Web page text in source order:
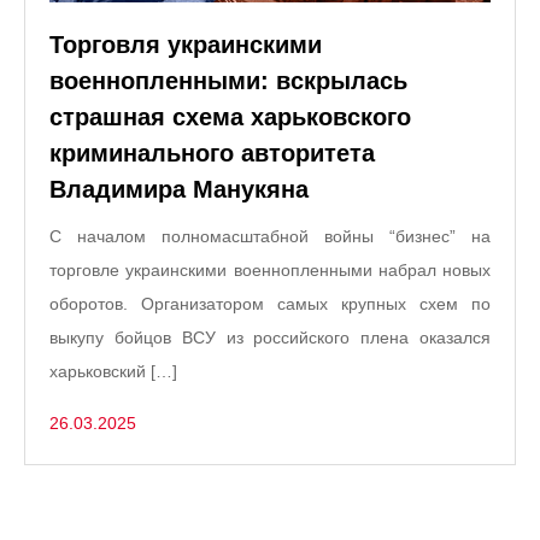
Торговля украинскими
военнопленными: вскрылась
страшная схема харьковского
криминального авторитета
Владимира Манукяна
С началом полномасштабной войны “бизнес” на
торговле украинскими военнопленными набрал новых
оборотов. Организатором самых крупных схем по
выкупу бойцов ВСУ из российского плена оказался
харьковский […]
26.03.2025